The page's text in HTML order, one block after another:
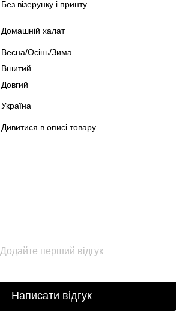
Без візерунку і принту
Домашній халат
Весна/Осінь/Зима
Вшитий
Довгий
Україна
Дивитися в описі товару
Додайте перший відгук
Написати відгук